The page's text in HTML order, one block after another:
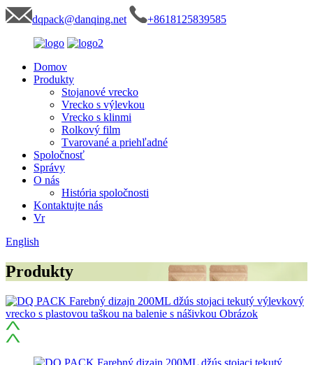
dqpack@danqing.net +8618125839585
Domov
Produkty
Stojanové vrecko
Vrecko s výlevkou
Vrecko s klinmi
Rolkový film
Tvarované a priehľadné
Spoločnosť
Správy
O nás
História spoločnosti
Kontaktujte nás
Vr
English
Produkty